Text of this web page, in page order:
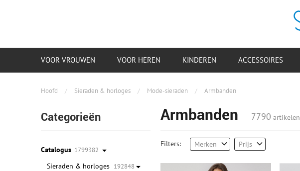
Hoofd / Sieraden & horloges / Mode-sieraden / Armbanden
Categorieën
Catalogus 1799382
Sieraden & horloges 192848
Armbanden 7790 artikelen
Filters: Merken Prijs
VOOR VROUWEN VOOR HEREN KINDEREN ACCESSOIRES